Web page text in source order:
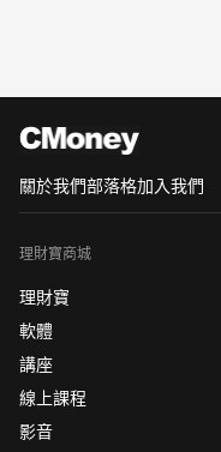
關於我們部落格加入我們
理財寶商城
理財寶
軟體
講座
線上課程
影音